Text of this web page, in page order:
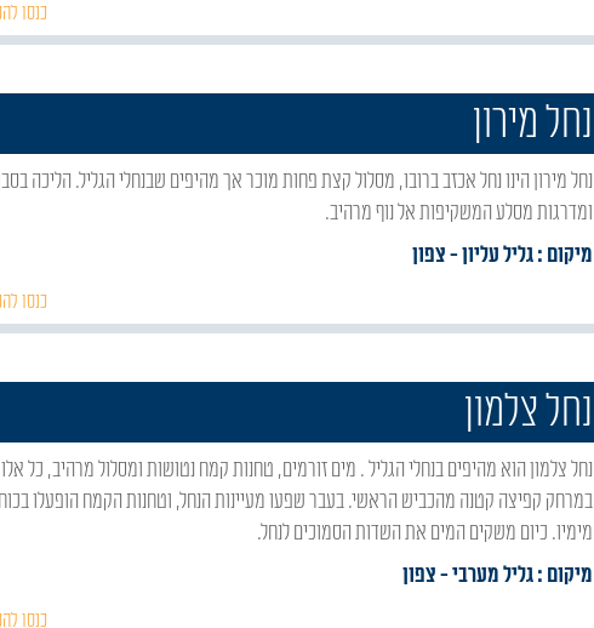
כנסו
נחל מירון
נחל מירון הינו נחל אכזב ברובו, מסלול קצת פחות מוכר אך מהיפים שבנחלי הגליל. הליכה בסבך ירוק
ומדרגות מסלע המשקיפות אל נוף מרהיב.
מיקום : גליל עליון- צפון
כנסו
נחל צלמון
נחל צלמון הוא מהיפים בנחלי הגליל . מים זורמים, טחנות קמח נטושות ומסלול מרהיב, כל אלו
במרחק קפיצה קטנה מהכביש הראשי. בעבר שפעו מעיינות הנחל, וטחנות הקמח הופעלו בכוח
מימיו. כיום משקים המים את השדות הסמוכים לנחל.
מיקום : גליל מערבי- צפון
כנסו